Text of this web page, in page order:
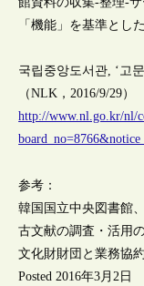
「機能」を基準とし
국립중앙도서관, ‘고
（NLK，2016/9/29）
http://www.nl.go.kr/nl/
参考：
韓国国立中央図書館
古文献の調査・活用
文化財財団と業務協
Posted 2016年3月2日